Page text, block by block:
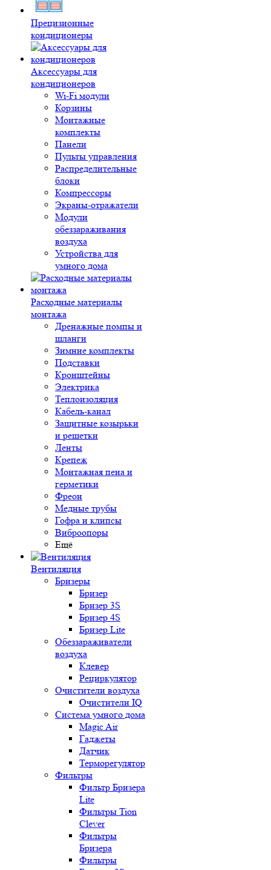
Прецизионные
кондиционеры
Аксессуары для
кондиционеров
Wi-Fi модули
Корзины
Монтажные
комплекты
Панели
Пульты управления
Распределительные
блоки
Компрессоры
Экраны-отражатели
Модули
обеззараживания
воздуха
Устройства для
умного дома
Расходные материалы
монтажа
Дренажные помпы и
шланги
Зимние комплекты
Подставки
Кронштейны
Электрика
Теплоизоляция
Кабель-канал
Защитные козырьки
и решетки
Ленты
Крепеж
Монтажная пена и
герметики
Фреон
Медные трубы
Гофра и клипсы
Виброопоры
Ещё
Вентиляция
Бризеры
Бризер
Бризер 3S
Бризер 4S
Бризер Lite
Обеззараживатели
воздуха
Клевер
Рециркулятор
Очистители воздуха
Очистители IQ
Система умного дома
Magic Air
Гаджеты
Датчик
Терморегулятор
Фильтры
Фильтр Бризера
Lite
Фильтры Tion
Clever
Фильтры
Бризера
Фильтры